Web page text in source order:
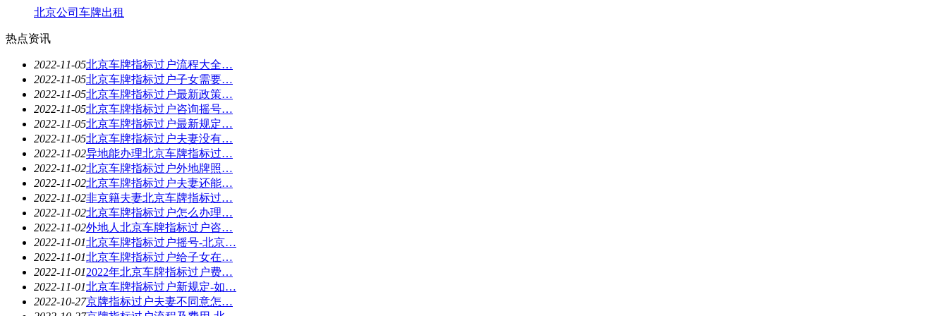
北京公司车牌出租
热点资讯
2022-11-05北京车牌指标过户流程大全…
2022-11-05北京车牌指标过户子女需要…
2022-11-05北京车牌指标过户最新政策…
2022-11-05北京车牌指标过户咨询摇号…
2022-11-05北京车牌指标过户最新规定…
2022-11-05北京车牌指标过户夫妻没有…
2022-11-02异地能办理北京车牌指标过…
2022-11-02北京车牌指标过户外地牌照…
2022-11-02北京车牌指标过户夫妻还能…
2022-11-02非京籍夫妻北京车牌指标过…
2022-11-02北京车牌指标过户怎么办理…
2022-11-02外地人北京车牌指标过户咨…
2022-11-01北京车牌指标过户摇号-北京…
2022-11-01北京车牌指标过户给子女在…
2022-11-012022年北京车牌指标过户费…
2022-11-01北京车牌指标过户新规定-如…
2022-10-27京牌指标过户夫妻不同意怎…